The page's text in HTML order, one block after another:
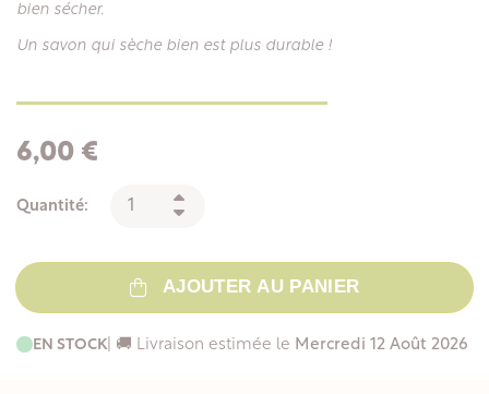
bien sécher.
Un savon qui sèche bien est plus durable !
6,00 €
Quantité:
AJOUTER AU PANIER
EN STOCK | 🚚 Livraison estimée le Mercredi 12 Août 2026